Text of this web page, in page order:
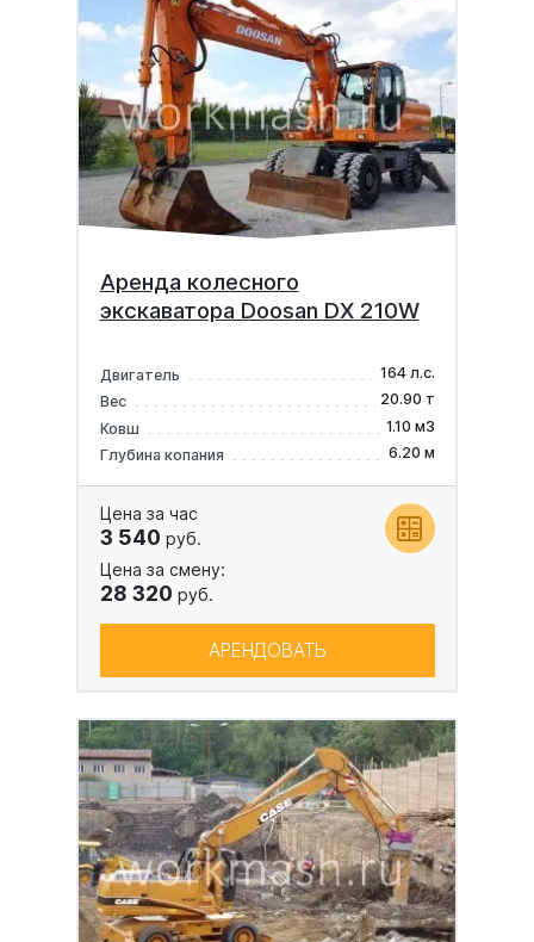
Аренда колесного
экскаватора Doosan DX 210W
Двигатель
164 л.с.
Вес
20.90 т
Ковш
1.10 м3
Глубина копания
6.20 м
Цена за час
3 540 руб.
Цена за смену:
28 320 руб.
АРЕНДОВАТЬ